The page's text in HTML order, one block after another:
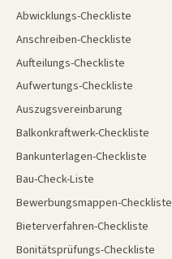
Abwicklungs-Checkliste
Anschreiben-Checkliste
Aufteilungs-Checkliste
Aufwertungs-Checkliste
Auszugsvereinbarung
Balkonkraftwerk-Checkliste
Bankunterlagen-Checkliste
Bau-Check-Liste
Bewerbungsmappen-Checkliste
Bieterverfahren-Checkliste
Bonitätsprüfungs-Checkliste